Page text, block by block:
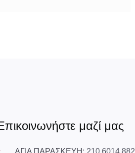
μαζί μας
ΑΓΙΑ ΠΑΡΑΣΚΕΥΗ: 210 6014 882